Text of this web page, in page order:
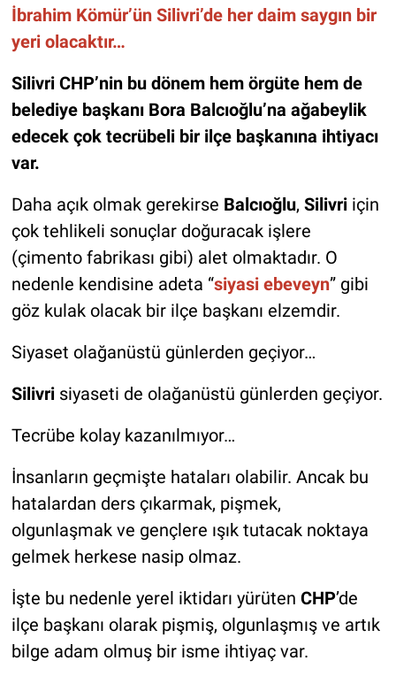
İbrahim Kömür’ün Silivri’de her daim saygın bir
yeri olacaktır…
Silivri CHP’nin bu dönem hem örgüte hem de
belediye başkanı Bora Balcıoğlu’na ağabeylik
edecek çok tecrübeli bir ilçe başkanına ihtiyacı
var.
Daha açık olmak gerekirse Balcıoğlu, Silivriiçin
çok tehlikeli sonuçlar doğuracak işlere
(çimento fabrikası gibi) alet olmaktadır. O
nedenle kendisine adeta “siyasi ebeveyn” gibi
göz kulak olacak bir ilçe başkanı elzemdir.
Siyaset olağanüstü günlerden geçiyor…
Silivri siyaseti de olağanüstü günlerden geçiyor.
Tecrübe kolay kazanılmıyor…
İnsanların geçmişte hataları olabilir. Ancak bu
hatalardan ders çıkarmak, pişmek,
olgunlaşmak ve gençlere ışık tutacak noktaya
gelmek herkese nasip olmaz.
İşte bu nedenle yerel iktidarı yürüten CHP’de
ilçe başkanı olarak pişmiş, olgunlaşmış ve artık
bilge adam olmuş bir isme ihtiyaç var.